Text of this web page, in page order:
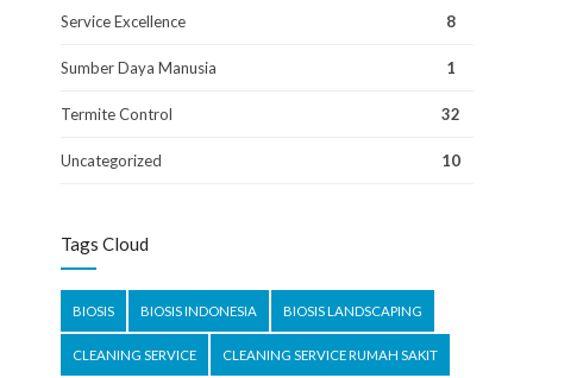
Service Excellence 8
Sumber Daya Manusia 1
Termite Control 32
Uncategorized 10
Tags Cloud
BIOSIS BIOSIS INDONESIA BIOSIS LANDSCAPING
CLEANING SERVICE CLEANING SERVICE RUMAH SAKIT